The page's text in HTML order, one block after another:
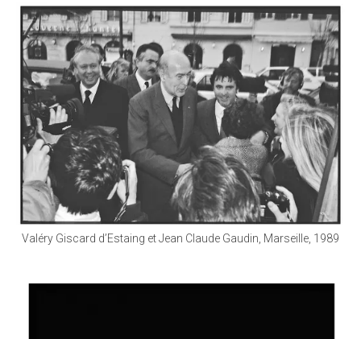
Valéry Giscard d’Estaing et Jean Claude Gaudin, Marseille, 1989